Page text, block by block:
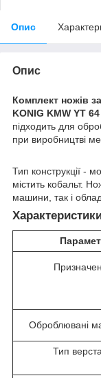
Опис
Опис
Комплект ножів
KONIG KMW YT 64
підходить для
при виробництві
Тип конструкції -
містить кобальт.
машини, так і
Оброблювані
Тип